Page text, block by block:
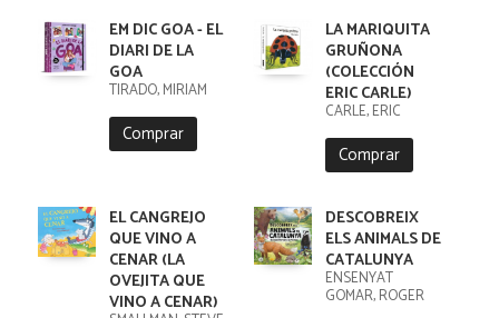
EM DIC GOA - EL
DIARI DE LA
GOA
TIRADO, MIRIAM
Comprar
LA MARIQUITA
GRUÑONA
(COLECCIÓN
ERIC CARLE)
CARLE, ERIC
Comprar
EL CANGREJO
QUE VINO A
CENAR (LA
OVEJITA QUE
VINO A CENAR)
DESCOBREIX
ELS ANIMALS DE
CATALUNYA
ENSENYAT
GOMAR, ROGER